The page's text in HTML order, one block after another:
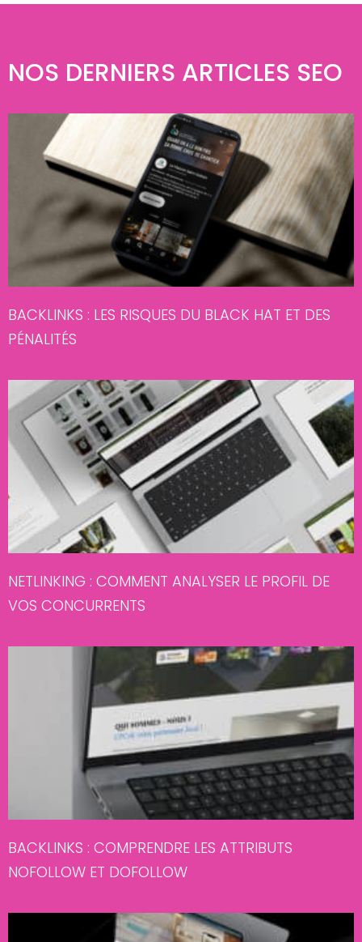
NOS DERNIERS ARTICLES SEO
BACKLINKS : LES RISQUES DU BLACK HAT ET DES
PÉNALITÉS
NETLINKING : COMMENT ANALYSER LE PROFIL DE
VOS CONCURRENTS
BACKLINKS : COMPRENDRE LES ATTRIBUTS
NOFOLLOW ET DOFOLLOW